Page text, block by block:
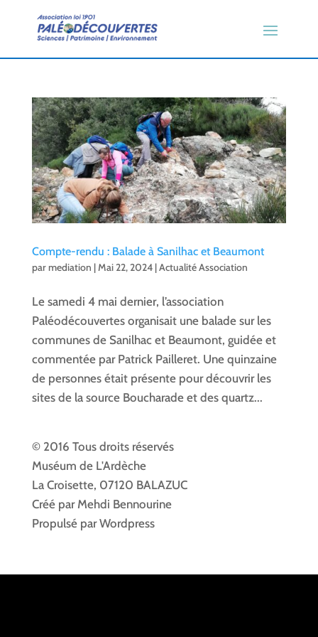
Compte-rendu : Balade à Sanilhac et Beaumont
parmediation |Mai 22, 2024|Actualité Association
Le samedi 4 mai dernier, l’association
Paléodécouvertes organisait une balade sur les
communes de Sanilhac et Beaumont, guidée et
commentée par Patrick Pailleret. Une quinzaine
de personnes était présente pour découvrir les
sites de la source Boucharade et des quartz...
© 2016 Tous droits réservés
Muséum de L'Ardèche
La Croisette, 07120 BALAZUC
Créé par Mehdi Bennourine
Propulsé par Wordpress